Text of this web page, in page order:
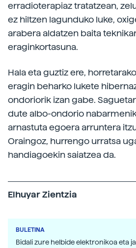
erradioterapiaz tratatzean,
ez hiltzen lagunduko luke,
arabera aldatzen baita
eraginkortasuna.
Hala eta guztiz ere,
eragin beharko lukete
ondoriorik izan gabe.
dute albo-ondorio
arnastuta egoera arruntera
Oraingoz, hurrengo urratsa
handiagoekin saiatzea da.
Elhuyar Zientzia
BULETINA
Bidali zure helbide elektronikoa eta